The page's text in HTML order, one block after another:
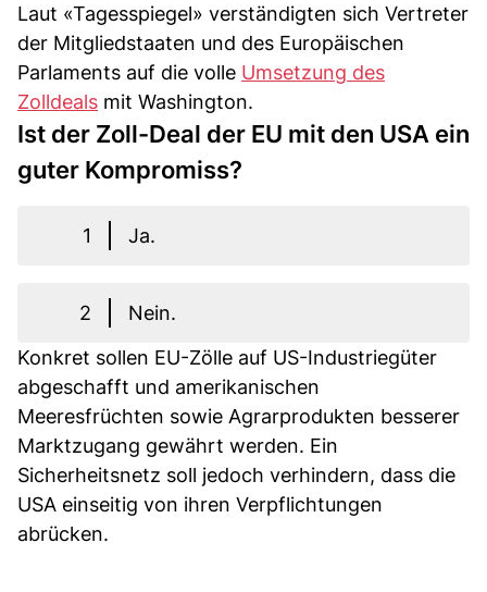
Laut «Tagesspiegel» verständigten sich Vertreter
der Mitgliedstaaten und des Europäischen
Parlaments auf die volle Umsetzung des
Zolldeals mit Washington.
Ist der Zoll-Deal der EU mit den USA ein
guter Kompromiss?
1 Ja.
2
Nein.
Konkret sollen EU-Zölle auf US-Industriegüter
abgeschafft und amerikanischen
Meeresfrüchten sowie Agrarprodukten besserer
Marktzugang gewährt werden. Ein
Sicherheitsnetz soll jedoch verhindern, dass die
USA einseitig von ihren Verpflichtungen
abrücken.